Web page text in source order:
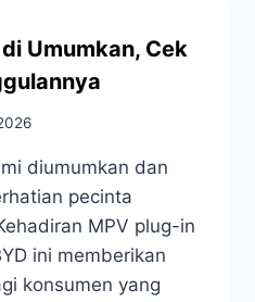
Umumkan, Cek
diumumkan dan
pecinta
MPV plug-in
ini memberikan
konsumen yang